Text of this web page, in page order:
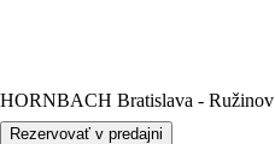
HORNBACH Bratislava - Ružinov
Rezervovať v predajni